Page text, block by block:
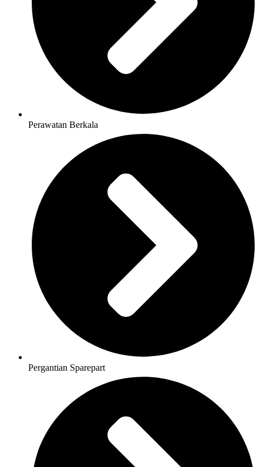
Perawatan Berkala
Pergantian Sparepart